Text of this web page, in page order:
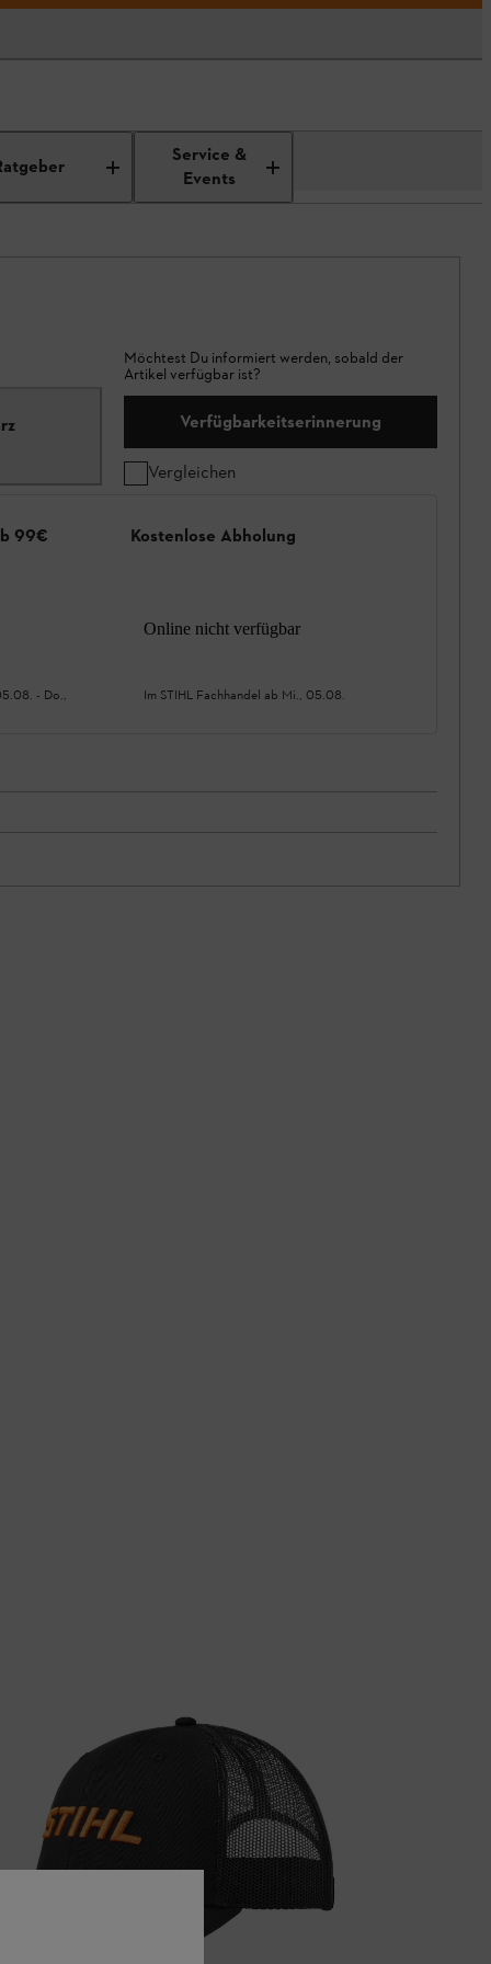
Service &
Events
Möchtest Du informiert werden, sobald der
Artikel verfügbar ist?
Verfügbarkeitserinnerung
Vergleichen
99€
- Do.,
Kostenlose Abholung
Online nicht verfügbar
Im STIHL Fachhandel ab Mi., 05.08.